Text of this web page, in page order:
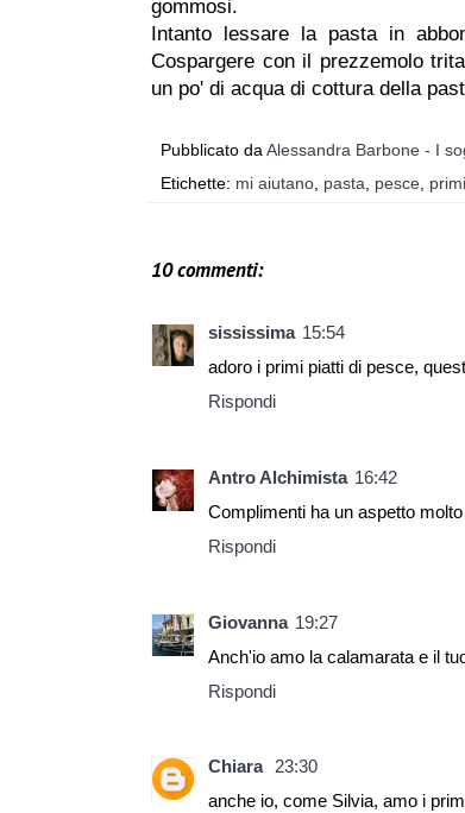
gommosi.
Intanto lessare la pasta in
Cospargere con il prezzemolo
un po' di acqua di cottura della
Pubblicato da Alessandra Barbone - I
Etichette: mi aiutano, pasta, pesce,
10 commenti:
sississima 15:54
adoro i primi piatti di pesce,
Rispondi
Antro Alchimista 16:42
Complimenti ha un aspetto
Rispondi
Giovanna 19:27
Anch'io amo la calamarata e il
Rispondi
Chiara 23:30
anche io, come Silvia, amo i